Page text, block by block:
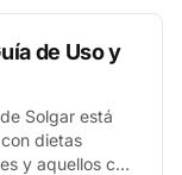
de Uso y
Solgar está
dietas
y aquellos con